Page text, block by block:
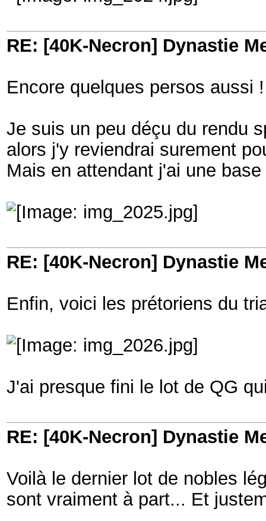
RE: [40K-Necron] Dynastie
Encore quelques persos aussi !
Je suis un peu déçu du rendu
alors j'y reviendrai surement
Mais en attendant j'ai une
RE: [40K-Necron] Dynastie
Enfin, voici les prétoriens du
J'ai presque fini le lot de QG
RE: [40K-Necron] Dynastie
Voilà le dernier lot de nobles
sont vraiment à part... Et